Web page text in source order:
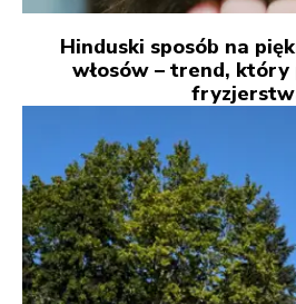
Hinduski sposób na
włosów – trend,